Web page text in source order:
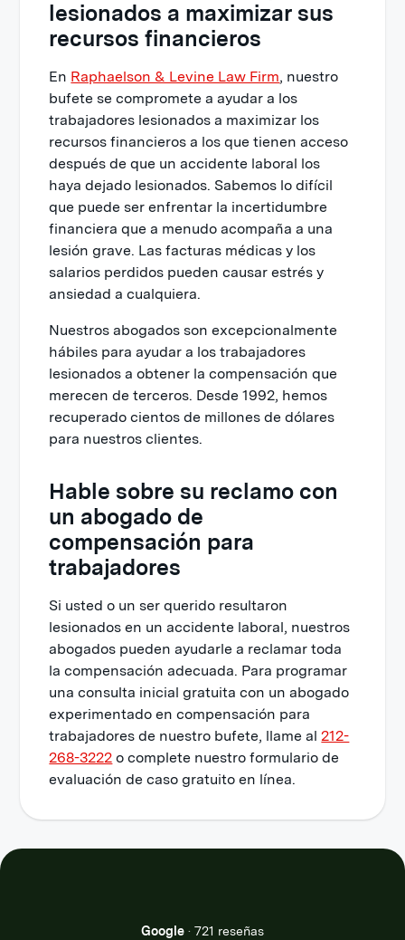
lesionados a maximizar sus
recursos financieros
En Raphaelson & Levine Law Firm, nuestro
bufete se compromete a ayudar a los
trabajadores lesionados a maximizar los
recursos financieros a los que tienen acceso
después de que un accidente laboral los
haya dejado lesionados. Sabemos lo difícil
que puede ser enfrentar la incertidumbre
financiera que a menudo acompaña a una
lesión grave. Las facturas médicas y los
salarios perdidos pueden causar estrés y
ansiedad a cualquiera.
Nuestros abogados son excepcionalmente
hábiles para ayudar a los trabajadores
lesionados a obtener la compensación que
merecen de terceros. Desde 1992, hemos
recuperado cientos de millones de dólares
para nuestros clientes.
Hable sobre su reclamo con
un abogado de
compensación para
trabajadores
Si usted o un ser querido resultaron
lesionados en un accidente laboral, nuestros
abogados pueden ayudarle a reclamar toda
la compensación adecuada. Para programar
una consulta inicial gratuita con un abogado
experimentado en compensación para
trabajadores de nuestro bufete, llame al212-
268-3222 o complete nuestro formulario de
evaluación de caso gratuito en línea.
Google · 721 reseñas